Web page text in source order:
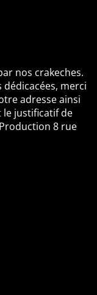
nos crakeches.
merci
adresse ainsi
le justificatif de
8 rue